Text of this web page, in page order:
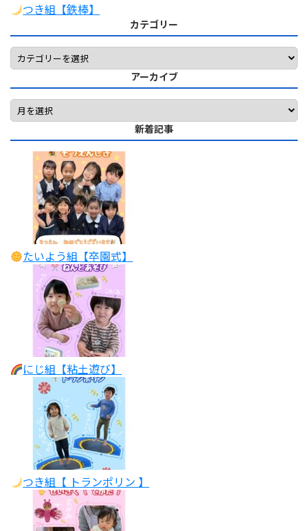
つき組【鉄棒】
カテゴリー
アーカイブ
新着記事
たいよう組【卒園式】
にじ組【粘土遊び】
つき組【 トランポリン 】